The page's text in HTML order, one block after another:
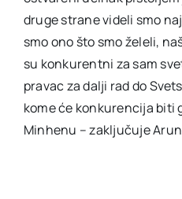
druge strane videli smo
smo ono što smo želeli,
su konkurentni za sam
pravac za dalji rad do
kome će konkurencija biti
Minhenu – zaključuje